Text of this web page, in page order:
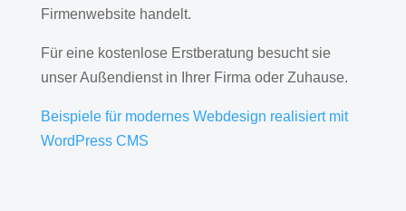
Firmenwebsite handelt.
Für eine kostenlose Erstberatung besucht sie
unser Außendienst in Ihrer Firma oder Zuhause.
Beispiele für modernes Webdesign realisiert mit
WordPress CMS